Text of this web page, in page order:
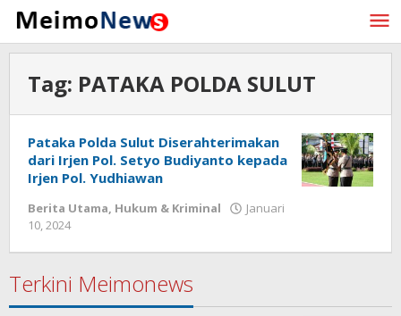
Lewati
konten
Tag: PATAKA POLDA SULUT
Pataka Polda Sulut Diserahterimakan
dari Irjen Pol. Setyo Budiyanto kepada
Irjen Pol. Yudhiawan
Berita Utama, Hukum & Kriminal
Januari
10, 2024
News
Terkini Meimonews